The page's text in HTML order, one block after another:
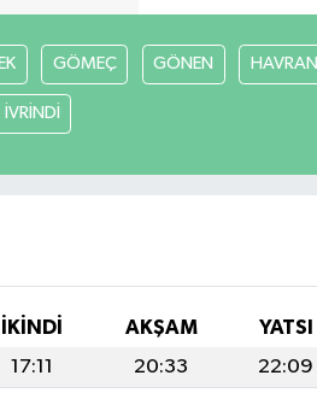
GÖMEÇ GÖNEN HAVRAN
İVRİNDİ
İKINDI AKŞAM
YATSI
17:11 20:33
22:09